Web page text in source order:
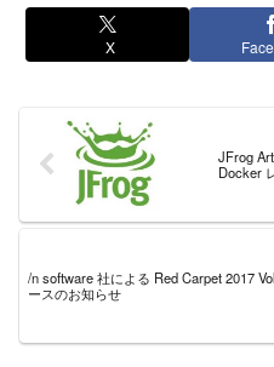
X
JFrog
Docker
/n software 社による Red Carpet 2017
ースのお知らせ